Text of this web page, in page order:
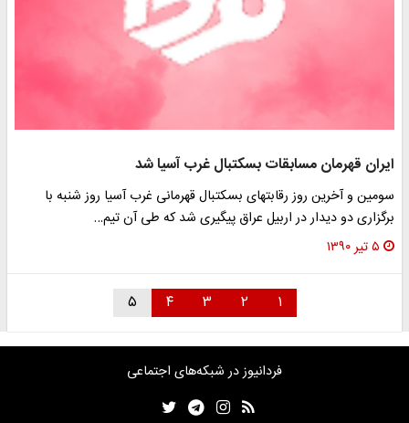
ایران قهرمان مسابقات بسکتبال غرب آسیا شد
سومین و آخرین روز رقابت‎های بسکتبال قهرمانی غرب آسیا روز شنبه با
برگزاری دو دیدار در اربیل عراق پیگیری شد که طی آن تیم…
۵ تیر ۱۳۹۰
۱ ۲ ۳ ۴ ۵
فردانیوز در شبکه‌های اجتماعی